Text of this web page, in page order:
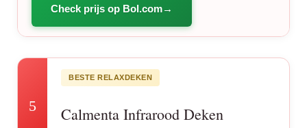
Check prijs op Bol.com
5
BESTE RELAXDEKEN
Calmenta Infrarood Deken